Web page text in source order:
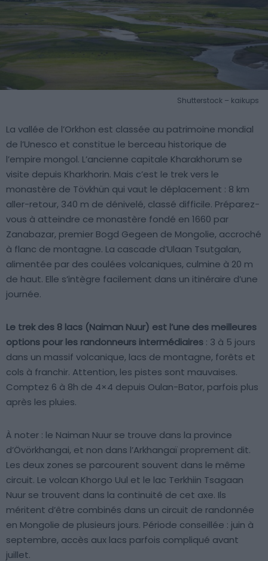
Shutterstock – kaikups
La vallée de l’Orkhon est classée au patrimoine mondial
de l’Unesco et constitue le berceau historique de
l’empire mongol. L’ancienne capitale Kharakhorum se
visite depuis Kharkhorin. Mais c’est le trek vers le
monastère de Tövkhün qui vaut le déplacement : 8 km
aller-retour, 340 m de dénivelé, classé difficile. Préparez-
vous à atteindre ce monastère fondé en 1660 par
Zanabazar, premier Bogd Gegeen de Mongolie, accroché
à flanc de montagne. La cascade d’Ulaan Tsutgalan,
alimentée par des coulées volcaniques, culmine à 20 m
de haut. Elle s’intègre facilement dans un itinéraire d’une
journée.
Le trek des 8 lacs (Naiman Nuur) est l’une des meilleures
options pour les randonneurs intermédiaires : 3 à 5 jours
dans un massif volcanique, lacs de montagne, forêts et
cols à franchir. Attention, les pistes sont mauvaises.
Comptez 6 à 8h de 4×4 depuis Oulan-Bator, parfois plus
après les pluies.
À noter : le Naiman Nuur se trouve dans la province
d’Övörkhangai, et non dans l’Arkhangaï proprement dit.
Les deux zones se parcourent souvent dans le même
circuit. Le volcan Khorgo Uul et le lac Terkhiin Tsagaan
Nuur se trouvent dans la continuité de cet axe. Ils
méritent d’être combinés dans un circuit de randonnée
en Mongolie de plusieurs jours. Période conseillée : juin à
septembre, accès aux lacs parfois compliqué avant
juillet.